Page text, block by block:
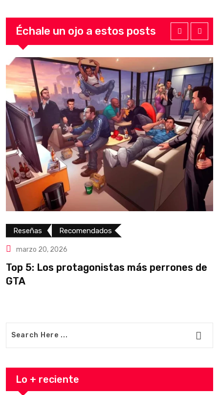
Échale un ojo a estos posts
Reseñas Recomendados
marzo 20, 2026
Top 5: Los protagonistas más perrones de
GTA
Lo + reciente